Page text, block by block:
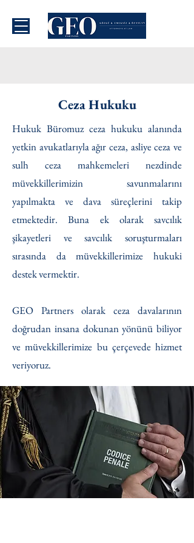
Ceza Hukuku
Hukuk Büromuz ceza hukuku alanında
yetkin avukatlarıyla ağır ceza, asliye ceza ve
sulh ceza mahkemeleri nezdinde
müvekkillerimizin savunmalarını
yapılmakta ve dava süreçlerini takip
etmektedir. Buna ek olarak savcılık
şikayetleri ve savcılık soruşturmaları
sırasında da müvekkillerimize hukuki
destek vermektir.
GEO Partners olarak ceza davalarının
doğrudan insana dokunan yönünü biliyor
ve müvekkillerimize bu çerçevede hizmet
veriyoruz.